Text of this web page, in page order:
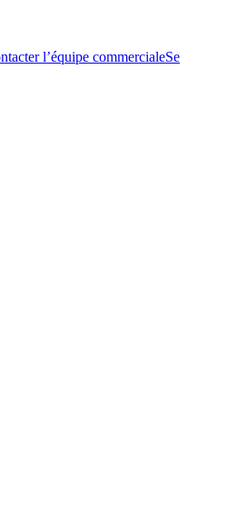
l’équipe commercialeSe